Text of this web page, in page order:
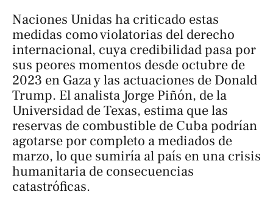
Naciones Unidas ha criticado estas
medidas como violatorias del derecho
internacional, cuya credibilidad pasa por
sus peores momentos desde octubre de
2023 en Gaza y las actuaciones de Donald
Trump. El analista Jorge Piñón, de la
Universidad de Texas, estima que las
reservas de combustible de Cuba podrían
agotarse por completo a mediados de
marzo, lo que sumiría al país en una crisis
humanitaria de consecuencias
catastróficas.